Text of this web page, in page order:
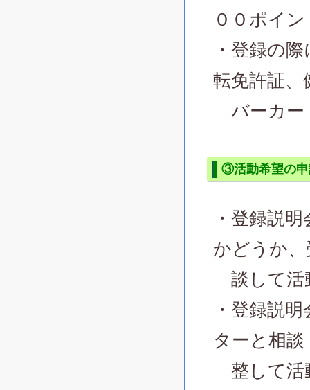
００ポイ
・登録の
転免許証、
バーカー
③活動希望の
・登録説
かどうか
談して活
・登録説
ターと相談
整して活